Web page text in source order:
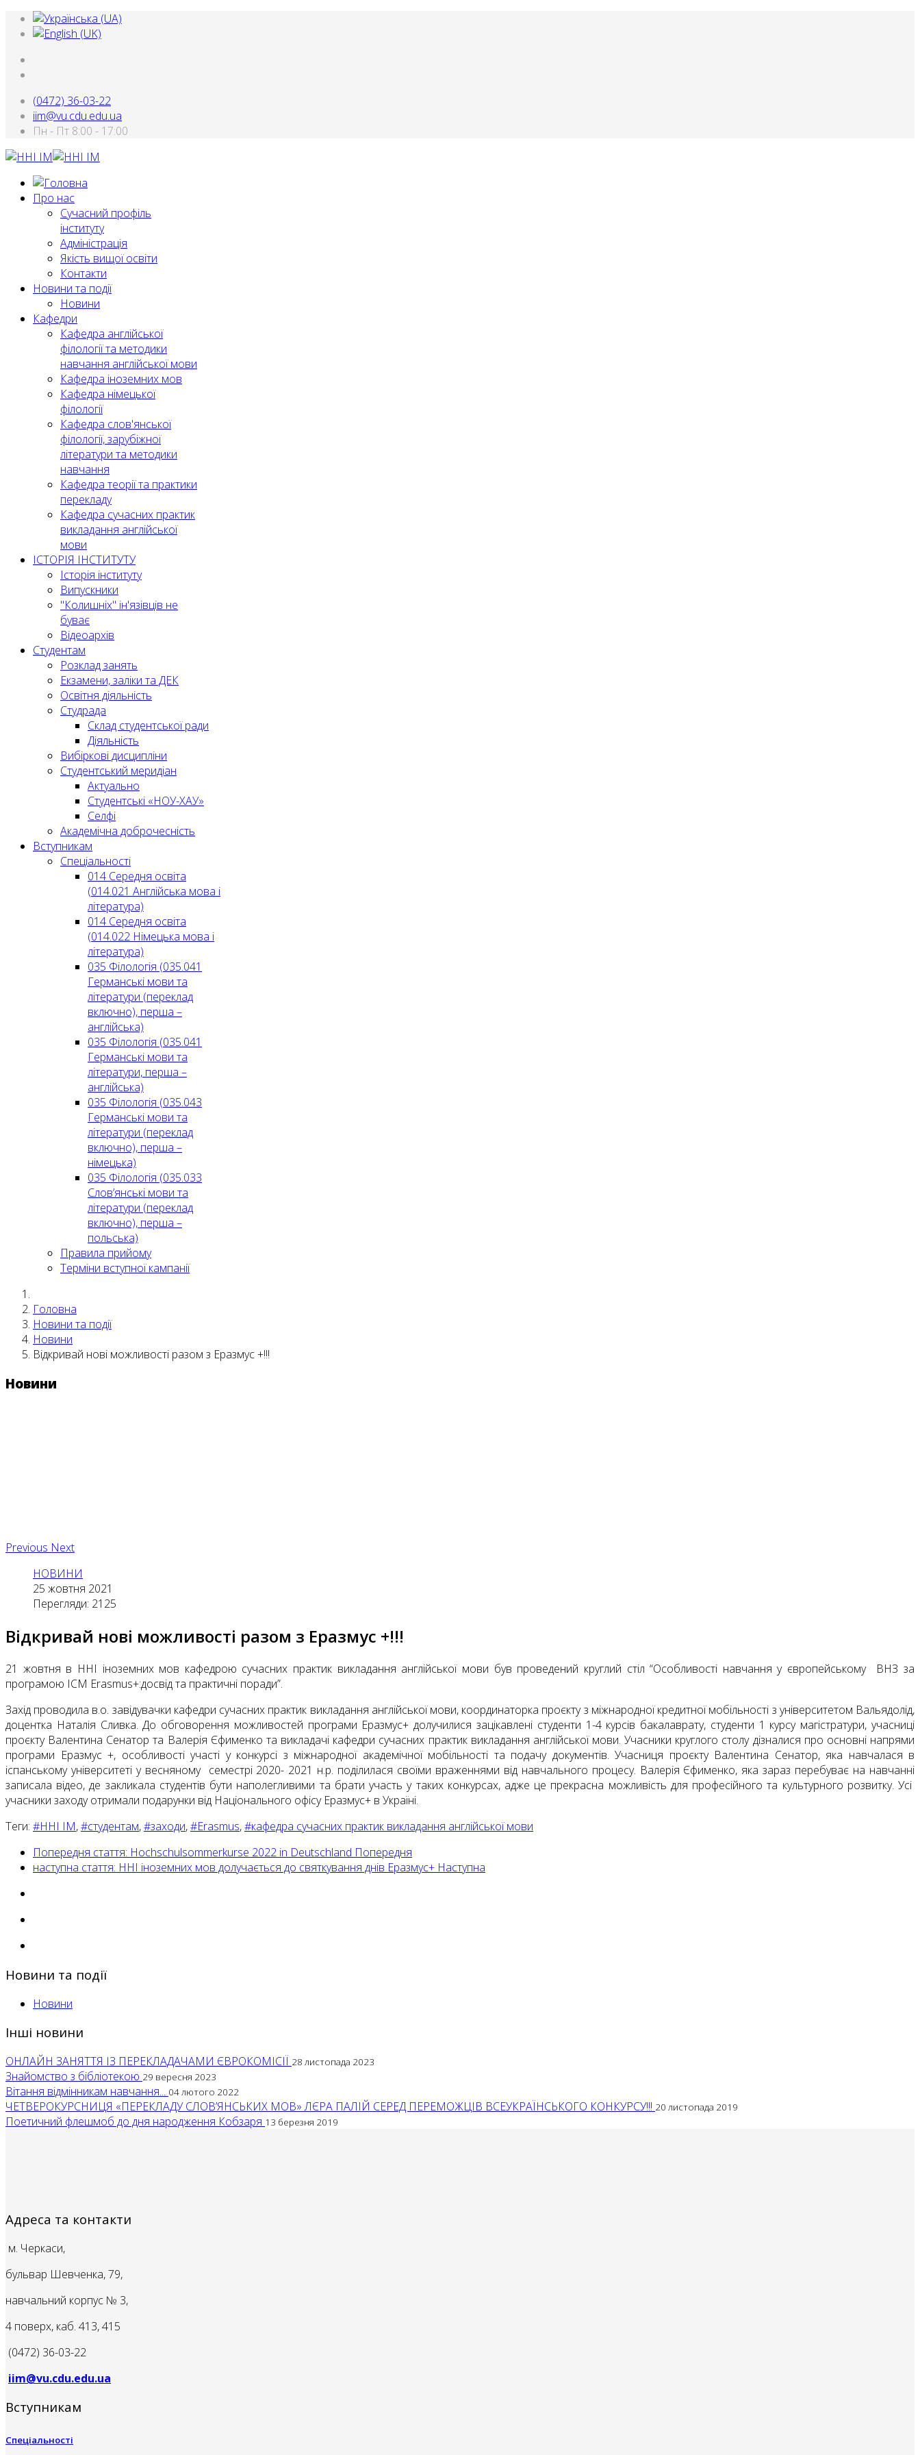
(0472) 36-03-22
iim@vu.cdu.edu.ua
Пн - Пт 8:00 - 17:00
Про нас
Сучасний профіль
інституту
Адміністрація
Якість вищої освіти
Контакти
Новини та події
Новини
Кафедри
Кафедра англійської
філології та методики
навчання англійської мови
Кафедра іноземних мов
Кафедра німецької
філології
Кафедра слов'янської
філології, зарубіжної
літератури та методики
навчання
Кафедра теорії та практики
перекладу
Кафедра сучасних практик
викладання англійської
мови
ІСТОРІЯ ІНСТИТУТУ
Історія інституту
Випускники
"Колишніх" ін'язівців не
буває
Відеоархів
Студентам
Розклад занять
Екзамени, заліки та ДЕК
Освітня діяльність
Студрада
Склад студентської ради
Діяльність
Вибіркові дисципліни
Студентський меридіан
Актуально
Студентські «НОУ-ХАУ»
Селфі
Академічна доброчесність
Вступникам
Спеціальності
014 Середня освіта
(014.021 Англійська мова і
література)
014 Середня освіта
(014.022 Німецька мова і
література)
035 Філологія (035.041
Германські мови та
літератури (переклад
включно), перша –
англійська)
035 Філологія (035.041
Германські мови та
літератури, перша –
англійська)
035 Філологія (035.043
Германські мови та
літератури (переклад
включно), перша –
німецька)
035 Філологія (035.033
Слов’янські мови та
літератури (переклад
включно), перша –
польська)
Правила прийому
Терміни вступної кампанії
Головна
Новини та події
Новини
Відкривай нові можливості разом з Еразмус +!!!
Новини
Previous Next
НОВИНИ
25 жовтня 2021
Перегляди: 2125
Відкривай нові можливості разом з Еразмус +!!!
21 жовтня в ННІ іноземних мов кафедрою сучасних практик викладання англійської мови був проведений круглий стіл “Особливості навчання у європейському ВНЗ за
програмою ІСМ Erasmus+:досвід та практичні поради”.
Захід проводила в.о. завідувачки кафедри сучасних практик викладання англійської мови, координаторка проєкту з міжнародної кредитної мобільності з університетом Вальядолід,
доцентка Наталія Сливка. До обговорення можливостей програми Еразмус+ долучилися зацікавлені студенти 1-4 курсів бакалаврату, студенти 1 курсу магістратури, учасниці
проєкту Валентина Сенатор та Валерія Єфименко та викладачі кафедри сучасних практик викладання англійської мови. Учасники круглого столу дізналися про основні напрями
програми Еразмус +, особливості участі у конкурсі з міжнародної академічної мобільності та подачу документів. Учасниця проєкту Валентина Сенатор, яка навчалася в
іспанському університеті у весняному cеместрі 2020- 2021 н.р. поділилася своїми враженнями від навчального процесу. Валерія Єфименко, яка зараз перебуває на навчанні
записала відео, де закликала студентів бути наполегливими та брати участь у таких конкурсах, адже це прекрасна можливість для професійного та культурного розвитку. Усі
учасники заходу отримали подарунки від Національного офісу Еразмус+ в Україні.
Теги: #ННІ ІМ,#студентам,#заходи,#Erasmus,#кафедра сучасних практик викладання англійської мови
Попередня стаття: Hochschulsommerkurse 2022 in Deutschland Попередня
наступна стаття: ННI іноземних мов долучається до святкування днів Еразмус+ Наступна
Новини та події
Новини
Інші новини
ОНЛАЙН ЗАНЯТТЯ ІЗ ПЕРЕКЛАДАЧАМИ ЄВРОКОМІСІЇ 28 листопада 2023
Знайомство з бібліотекою 29 вересня 2023
Вітання відмінникам навчання... 04 лютого 2022
ЧЕТВЕРОКУРСНИЦЯ «ПЕРЕКЛАДУ СЛОВ’ЯНСЬКИХ МОВ» ЛЄРА ПАЛІЙ СЕРЕД ПЕРЕМОЖЦІВ ВСЕУКРАЇНСЬКОГО КОНКУРСУ!!! 20 листопада 2019
Поетичний флешмоб до дня народження Кобзаря 13 березня 2019
Адреса та контакти
м. Черкаси,
бульвар Шевченка, 79,
навчальний корпус № 3,
4 поверх, каб. 413, 415
(0472) 36-03-22
iim@vu.cdu.edu.ua
Вступникам
Спеціальності